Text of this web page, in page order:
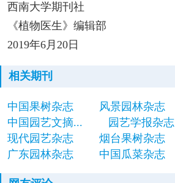
西南大学期刊社
《植物医生》编辑部
2019年6月20日
相关期刊
中国果树杂志
风景园林杂志
中国园艺文摘...
园艺学报杂志
现代园艺杂志
烟台果树杂志
广东园林杂志
中国瓜菜杂志